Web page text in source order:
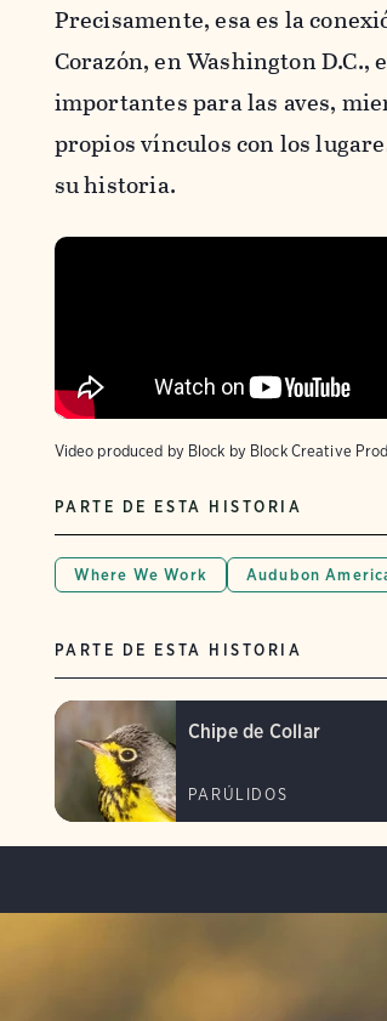
Precisamente, esa es la
Corazón, en Washington
importantes para las aves,
propios vínculos con los
su historia.
Video produced by Block by Block Creative
PARTE DE ESTA HISTORIA
Where We Work Audubon
PARTE DE ESTA HISTORIA
Chipe de Collar
PARÚLIDOS